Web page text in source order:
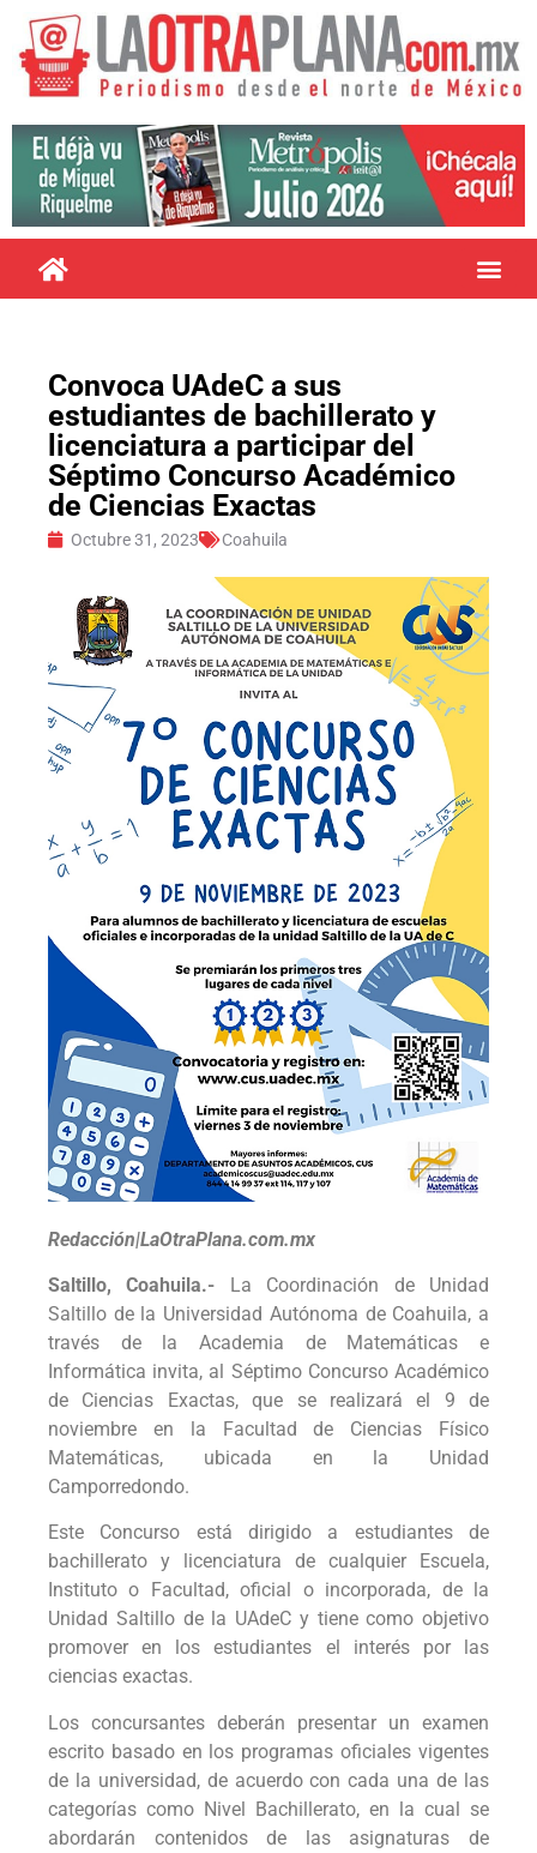
Convoca UAdeC a sus
estudiantes de bachillerato y
licenciatura a participar del
Séptimo Concurso Académico
de Ciencias Exactas
Octubre 31, 2023 Coahuila
Redacción|LaOtraPlana.com.mx
Saltillo, Coahuila.- La Coordinación de Unidad
Saltillo de la Universidad Autónoma de Coahuila, a
través de la Academia de Matemáticas e
Informática invita, al Séptimo Concurso Académico
de Ciencias Exactas, que se realizará el 9 de
noviembre en la Facultad de Ciencias Físico
Matemáticas, ubicada en la Unidad
Camporredondo.
Este Concurso está dirigido a estudiantes de
bachillerato y licenciatura de cualquier Escuela,
Instituto o Facultad, oficial o incorporada, de la
Unidad Saltillo de la UAdeC y tiene como objetivo
promover en los estudiantes el interés por las
ciencias exactas.
Los concursantes deberán presentar un examen
escrito basado en los programas oficiales vigentes
de la universidad, de acuerdo con cada una de las
categorías como Nivel Bachillerato, en la cual se
abordarán contenidos de las asignaturas de